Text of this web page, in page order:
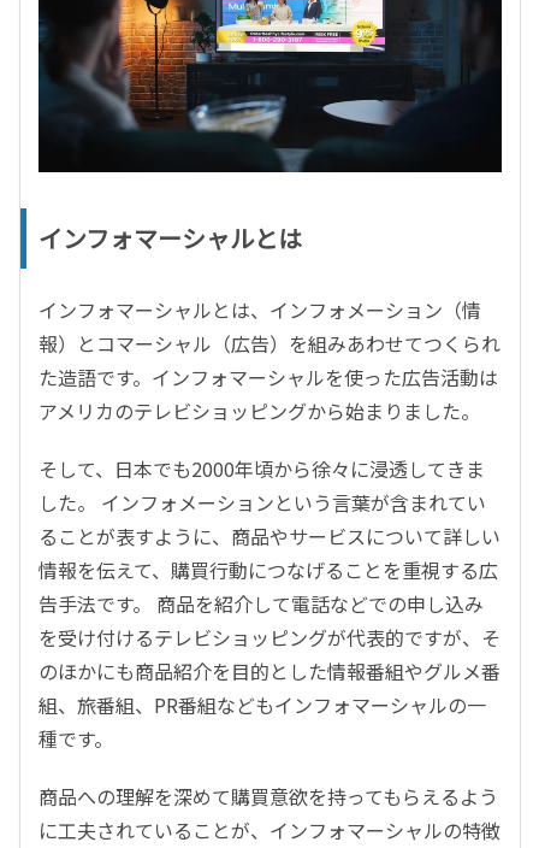
インフォマーシャルとは
インフォマーシャルとは、インフォメーション（情
報）とコマーシャル（広告）を組みあわせてつくられ
た造語です。インフォマーシャルを使った広告活動は
アメリカのテレビショッピングから始まりました。
そして、日本でも2000年頃から徐々に浸透してきま
した。 インフォメーションという言葉が含まれてい
ることが表すように、商品やサービスについて詳しい
情報を伝えて、購買行動につなげることを重視する広
告手法です。 商品を紹介して電話などでの申し込み
を受け付けるテレビショッピングが代表的ですが、そ
のほかにも商品紹介を目的とした情報番組やグルメ番
組、旅番組、PR番組などもインフォマーシャルの一
種です。
商品への理解を深めて購買意欲を持ってもらえるよう
に工夫されていることが、インフォマーシャルの特徴